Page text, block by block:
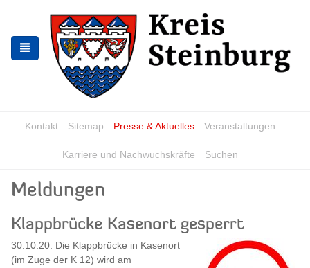
springen
springen
Kontakt Sitemap Presse & Aktuelles Veranstaltungen
Karriere und Nachwuchskräfte Suchen
Meldungen
Klappbrücke Kasenort gesperrt
30.10.20: Die Klappbrücke in Kasenort
(im Zuge der K 12) wird am